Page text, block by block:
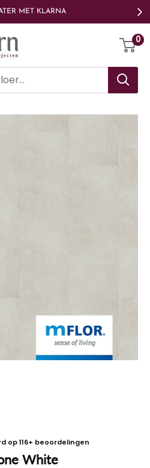
MET KLARNA
0
op 116+ beoordelingen
White